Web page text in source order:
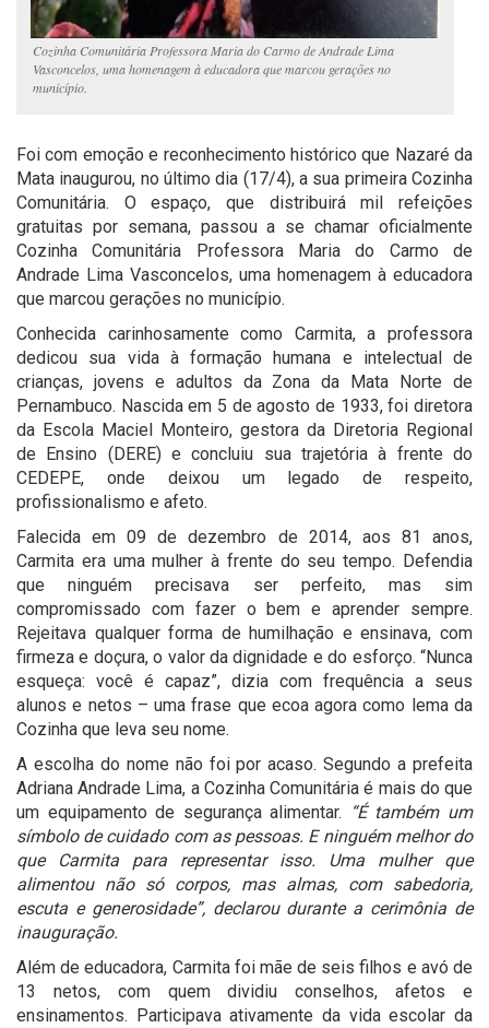
Cozinha Comunitária Professora Maria do Carmo de Andrade Lima
Vasconcelos, uma homenagem à educadora que marcou gerações no
município.
Foi com emoção e reconhecimento histórico que Nazaré da
Mata inaugurou, no último dia (17/4), a sua primeira Cozinha
Comunitária. O espaço, que distribuirá mil refeições
gratuitas por semana, passou a se chamar oficialmente
Cozinha Comunitária Professora Maria do Carmo de
Andrade Lima Vasconcelos, uma homenagem à educadora
que marcou gerações no município.
Conhecida carinhosamente como Carmita, a professora
dedicou sua vida à formação humana e intelectual de
crianças, jovens e adultos da Zona da Mata Norte de
Pernambuco. Nascida em 5 de agosto de 1933, foi diretora
da Escola Maciel Monteiro, gestora da Diretoria Regional
de Ensino (DERE) e concluiu sua trajetória à frente do
CEDEPE, onde deixou um legado de respeito,
profissionalismo e afeto.
Falecida em 09 de dezembro de 2014, aos 81 anos,
Carmita era uma mulher à frente do seu tempo. Defendia
que ninguém precisava ser perfeito, mas sim
compromissado com fazer o bem e aprender sempre.
Rejeitava qualquer forma de humilhação e ensinava, com
firmeza e doçura, o valor da dignidade e do esforço. “Nunca
esqueça: você é capaz”, dizia com frequência a seus
alunos e netos – uma frase que ecoa agora como lema da
Cozinha que leva seu nome.
A escolha do nome não foi por acaso. Segundo a prefeita
Adriana Andrade Lima, a Cozinha Comunitária é mais do que
um equipamento de segurança alimentar.
“É também um
símbolo de cuidado com as pessoas. E ninguém melhor do
que Carmita para representar isso. Uma mulher que
alimentou não só corpos, mas almas, com sabedoria,
escuta e generosidade”, declarou durante a cerimônia de
inauguração.
Além de educadora, Carmita foi mãe de seis filhos e avó de
13 netos, com quem dividiu conselhos, afetos e
ensinamentos. Participava ativamente da vida escolar da